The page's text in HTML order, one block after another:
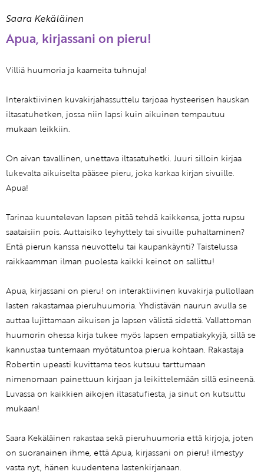
Saara Kekäläinen
Apua, kirjassani on pieru!
Villiä huumoria ja kaameita tuhnuja!
Interaktiivinen kuvakirjahassuttelu tarjoaa hysteerisen hauskan
iltasatuhetken, jossa niin lapsi kuin aikuinen tempautuu
mukaan leikkiin.
On aivan tavallinen, unettava iltasatuhetki. Juuri silloin kirjaa
lukevalta aikuiselta pääsee pieru, joka karkaa kirjan sivuille.
Apua!
Tarinaa kuuntelevan lapsen pitää tehdä kaikkensa, jotta rupsu
saataisiin pois. Auttaisiko leyhyttely tai sivuille puhaltaminen?
Entä pierun kanssa neuvottelu tai kaupankäynti? Taistelussa
raikkaamman ilman puolesta kaikki keinot on sallittu!
Apua, kirjassani on pieru! on interaktiivinen kuvakirja pullollaan
lasten rakastamaa pieruhuumoria. Yhdistävän naurun avulla se
auttaa lujittamaan aikuisen ja lapsen välistä sidettä. Vallattoman
huumorin ohessa kirja tukee myös lapsen empatiakykyjä, sillä se
kannustaa tuntemaan myötätuntoa pierua kohtaan. Rakastaja
Robertin upeasti kuvittama teos kutsuu tarttumaan
nimenomaan painettuun kirjaan ja leikittelemään sillä esineenä.
Luvassa on kaikkien aikojen iltasatufiesta, ja sinut on kutsuttu
mukaan!
Saara Kekäläinen rakastaa sekä pieruhuumoria että kirjoja, joten
on suoranainen ihme, että Apua, kirjassani on pieru! ilmestyy
vasta nyt, hänen kuudentena lastenkirjanaan.